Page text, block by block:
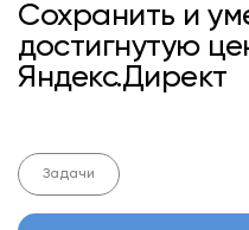
Сохранить и
достигнутую
Яндекс.Директ
Задачи